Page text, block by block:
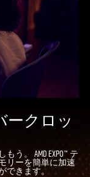
ークロッ
。 AMD EXPO™ テ
リーを簡単に加速
できます。